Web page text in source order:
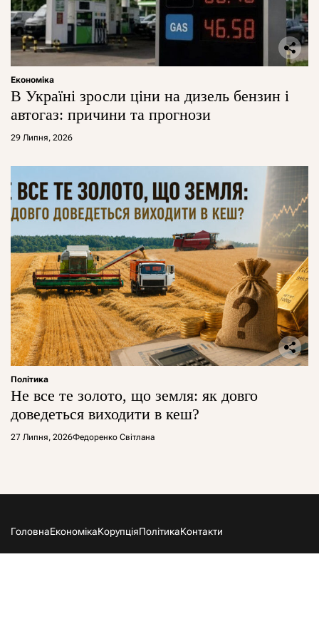
Економіка
В Україні зросли ціни на дизель бензин і
автогаз: причини та прогнози
29 Липня, 2026
Політика
Не все те золото, що земля: як довго
доведеться виходити в кеш?
27 Липня, 2026Федоренко Світлана
ГоловнаЕкономікаКорупціяПолітикаКонтакти